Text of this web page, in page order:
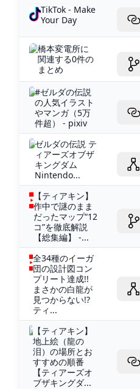
TikTok - Make
Your Day
橋本変電所に
関連する0件の
まとめ
#ゼルダの伝説
の人気イラスト
やマンガ（5万
件超） - pixiv
ゼルダの伝説 テ
ィアーズオブザ
キングダム
Nintendo...
【ティアキン】
作中で謎のまま
だったマップ“12
コ”を徹底解説
【総集編】 -...
全34種のイーガ
団の設計図コン
プリート達成!!
まさかの白龍が
見つからない!?
ティ...
【ティアキン】
地上絵（龍の
泪）の場所とお
すすめの順番
【ティアーズオ
ブザキングダ...